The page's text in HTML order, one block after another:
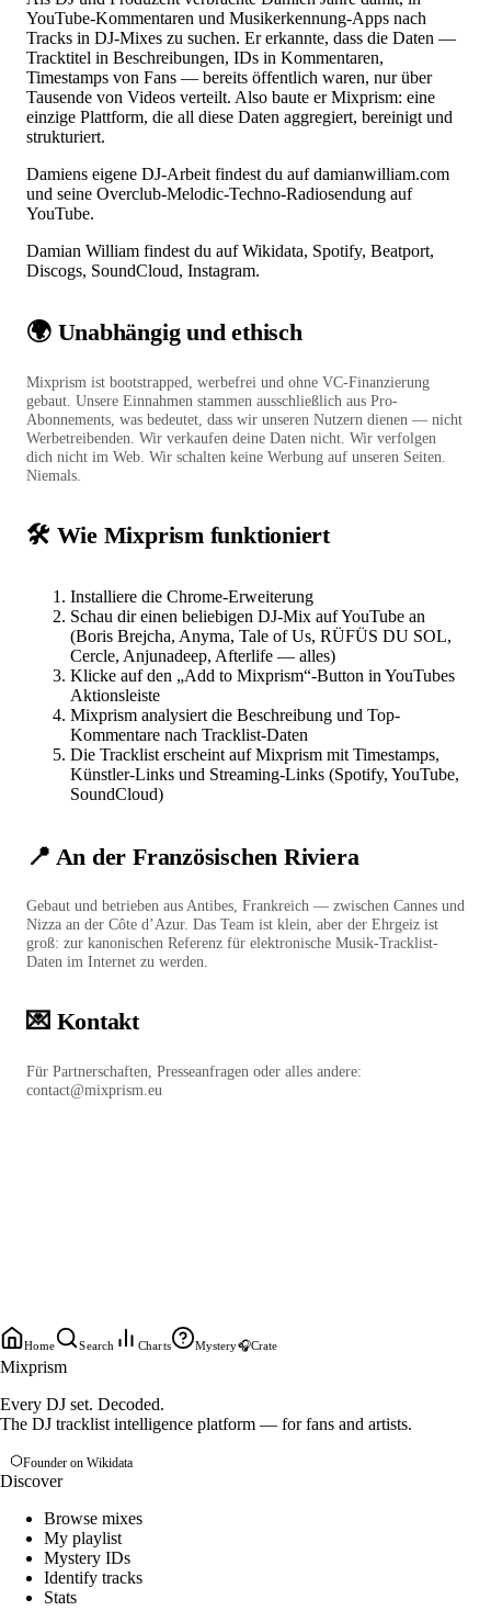
YouTube-Kommentaren und Musikerkennung-Apps nach
Tracks in DJ-Mixes zu suchen. Er erkannte, dass die Daten —
Tracktitel in Beschreibungen, IDs in Kommentaren,
Timestamps von Fans — bereits öffentlich waren, nur über
Tausende von Videos verteilt. Also baute er Mixprism: eine
einzige Plattform, die all diese Daten aggregiert, bereinigt und
strukturiert.
Damiens eigene DJ-Arbeit findest du auf damianwilliam.com
und seine Overclub-Melodic-Techno-Radiosendung auf
YouTube.
Damian William findest du auf Wikidata, Spotify, Beatport,
Discogs, SoundCloud, Instagram.
🌍 Unabhängig und ethisch
Mixprism ist bootstrapped, werbefrei und ohne VC-Finanzierung
gebaut. Unsere Einnahmen stammen ausschließlich aus Pro-
Abonnements, was bedeutet, dass wir unseren Nutzern dienen — nicht
Werbetreibenden. Wir verkaufen deine Daten nicht. Wir verfolgen
dich nicht im Web. Wir schalten keine Werbung auf unseren Seiten.
Niemals.
🛠️ Wie Mixprism funktioniert
Installiere die Chrome-Erweiterung
Schau dir einen beliebigen DJ-Mix auf YouTube an
(Boris Brejcha, Anyma, Tale of Us, RÜFÜS DU SOL,
Cercle, Anjunadeep, Afterlife — alles)
Klicke auf den „Add to Mixprism“-Button in YouTubes
Aktionsleiste
Mixprism analysiert die Beschreibung und Top-
Kommentare nach Tracklist-Daten
Die Tracklist erscheint auf Mixprism mit Timestamps,
Künstler-Links und Streaming-Links (Spotify, YouTube,
SoundCloud)
📍 An der Französischen Riviera
Gebaut und betrieben aus Antibes, Frankreich — zwischen Cannes und
Nizza an der Côte d’Azur. Das Team ist klein, aber der Ehrgeiz ist
groß: zur kanonischen Referenz für elektronische Musik-Tracklist-
Daten im Internet zu werden.
💌 Kontakt
Für Partnerschaften, Presseanfragen oder alles andere:
contact@mixprism.eu
Home Search Charts Mystery🎧Crate
Mixprism
Every DJ set. Decoded.
The DJ tracklist intelligence platform — for fans and artists.
Founder on Wikidata
Discover
Browse mixes
My playlist
Mystery IDs
Identify tracks
Stats